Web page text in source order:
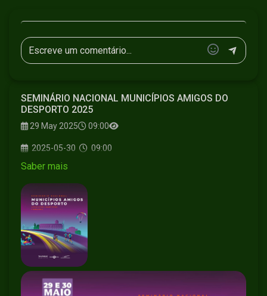
Note-se que a 30, no Jardim Almirante Reis, entre as 09:00 e as
13:00, acontece o “Smart Longevity in Action” – Encontro Regional
#seminário #nacional #desporto #municipiosamigosdodesporto
#activecities #smartcities #funchal #câmaramunicipaldofunchal
SEMINÁRIO NACIONAL MUNICÍPIOS AMIGOS DO
DESPORTO 2025
29 May 2025 09:00
2025-05-30 09:00
Saber mais